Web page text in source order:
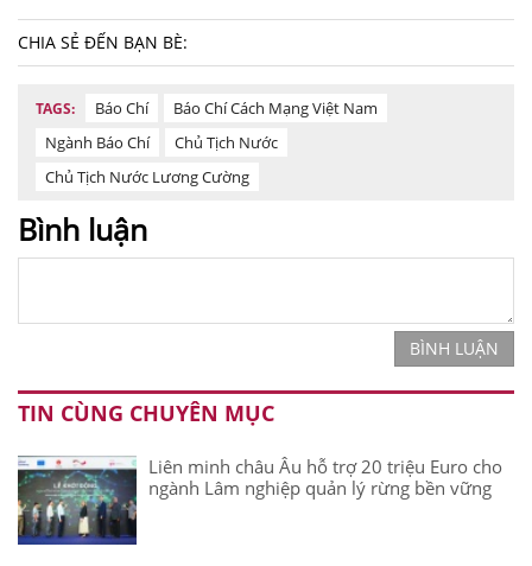
CHIA SẺ ĐẾN BẠN BÈ:
TAGS: Báo Chí
Báo Chí Cách Mạng Việt Nam
Ngành Báo Chí
Chủ Tịch Nước
Chủ Tịch Nước Lương Cường
Bình luận
BÌNH LUẬN
TIN CÙNG CHUYÊN MỤC
Liên minh châu Âu hỗ trợ 20 triệu Euro cho
ngành Lâm nghiệp quản lý rừng bền vững